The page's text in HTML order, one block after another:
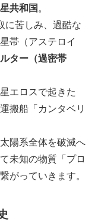
共和国 。
に苦しみ、過酷な
帯（アステロイ
ルター（過密帯
エロスで起きた
搬船「カンタベリ
陽系全体を破滅へ
未知の物質「プロ
がっていきます。